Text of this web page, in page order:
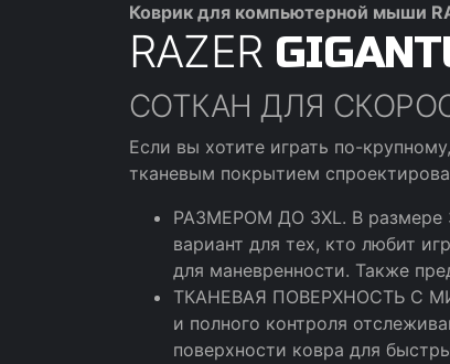
Коврик для компьютерной мыши
RAZER
СОТКАН ДЛЯ
Если вы хотите играть по-
тканевым покрытием
РАЗМЕРОМ ДО 3XL. В размере
вариант для тех, кто любит
для маневренности. Также
ТКАНЕВАЯ ПОВЕРХНОСТЬ С
и полного контроля
поверхности ковра для